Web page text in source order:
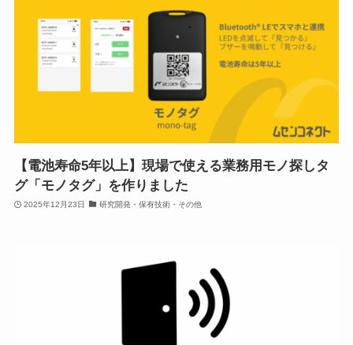
【電池寿命5年以上】現場で使える業務用モノ探しタ
グ「モノタグ」を作りました
2025年12月23日 研究開発・保有技術・その他